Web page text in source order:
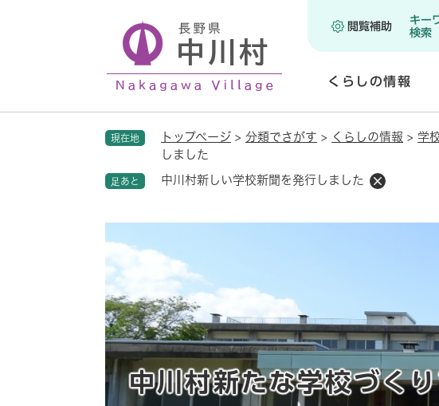
閲覧補助
キー
検索
くらしの情報
く
現在地 トップページ > 分類でさがす > くらしの情報 > 学
しました
足あと 中川村新しい学校新聞を発行しました
中川村新たな学校づく